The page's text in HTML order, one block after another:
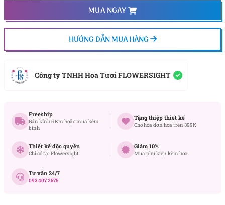
MUA NGAY
HƯỚNG DẪN MUA HÀNG
Công ty TNHH Hoa Tươi FLOWERSIGHT
Freeship
Bán kính 5 Km hoặc mua kèm
bình
Tặng thiệp thiết kế
Cho hóa đơn hoa trên 399K
Thiết kế độc quyền
Chỉ có tại Flowersight
Giảm 10%
Mua phụ kiện kèm hoa
Tư vấn 24/7
093 407 2575